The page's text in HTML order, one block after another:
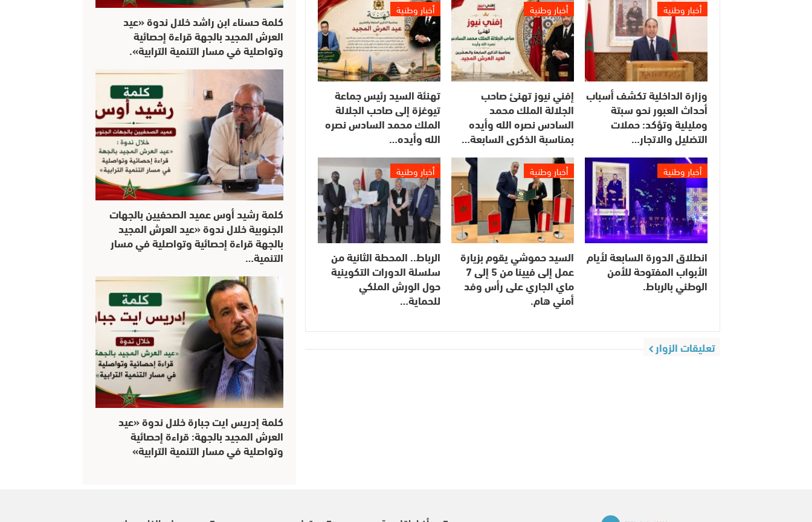
أخبار وطنية
وزارة الداخلية تكشف أسباب
أحداث العبور نحو سبتة
ومليلية وتؤكد: حملات
التضليل والاتجار…
أخبار وطنية
إفني نيوز تهنئ صاحب
الجلالة الملك محمد
السادس نصره الله وأيده
بمناسبة الذكرى السابعة…
أخبار وطنية
تهنئة السيد رئيس جماعة
تيوغزة إلى صاحب الجلالة
الملك محمد السادس نصره
الله وأيده…
أخبار وطنية
انطلاق الدورة السابعة لأيام
الأبواب المفتوحة للأمن
الوطني بالرباط.
أخبار وطنية
السيد حموشي يقوم بزيارة
عمل إلى فيينا من 5 إلى 7
ماي الجاري على رأس وفد
أمني هام.
أخبار وطنية
الرباط.. المحطة الثانية من
سلسلة الدورات التكوينية
حول الورش الملكي
للحماية…
تعليقات الزوار
كلمة حسناء ابن راشد خلال ندوة «عيد
العرش المجيد بالجهة قراءة إحصائية
وتواصلية في مسار التنمية الترابية».
كلمة رشيد أوس عميد الصحفيين بالجهات
الجنوبية خلال ندوة «عيد العرش المجيد
بالجهة قراءة إحصائية وتواصلية في مسار
التنمية…
كلمة إدريس ايت جبارة خلال ندوة «عيد
العرش المجيد بالجهة: قراءة إحصائية
وتواصلية في مسار التنمية الترابية»